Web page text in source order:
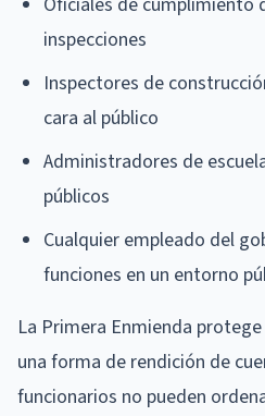
inspecciones
Inspectores de
cara al público
Administradores de
públicos
Cualquier empleado del
funciones en un entorno
La Primera Enmienda
una forma de rendición de
funcionarios no pueden